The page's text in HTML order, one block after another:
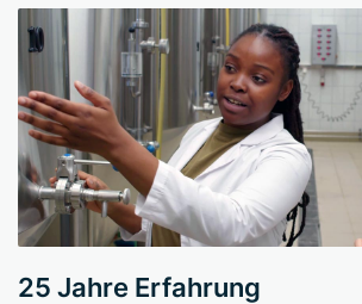
25 Jahre Erfahrung